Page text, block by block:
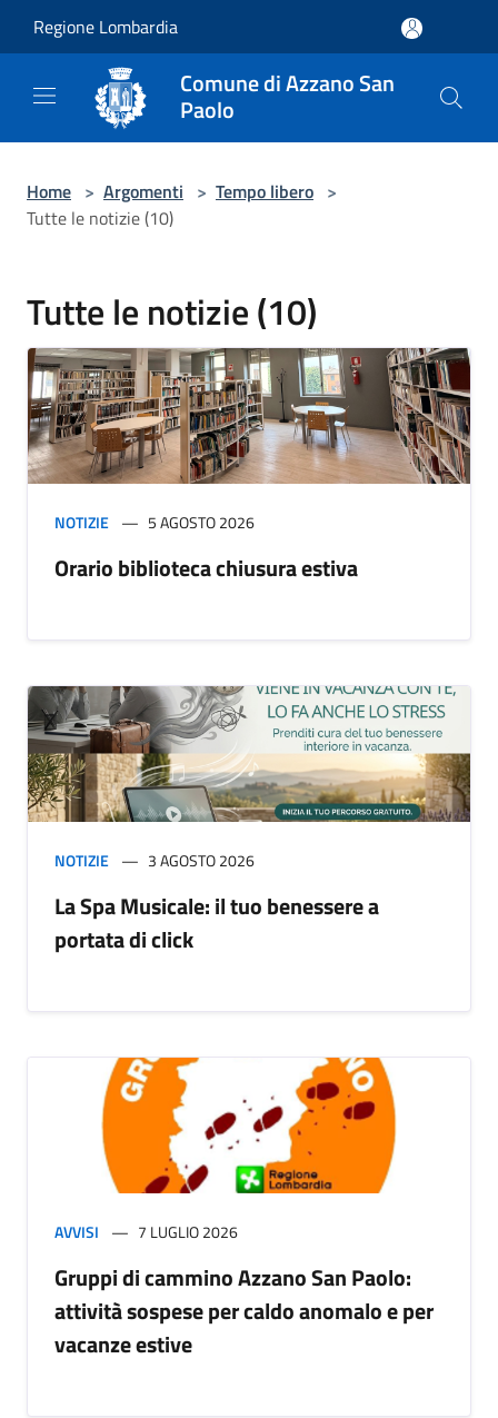
Regione Lombardia
Comune di Azzano San
Paolo
Home > Argomenti > Tempo libero >
Tutte le notizie (10)
Tutte le notizie (10)
NOTIZIE 5 AGOSTO 2026
Orario biblioteca chiusura estiva
NOTIZIE 3 AGOSTO 2026
La Spa Musicale: il tuo benessere a
portata di click
AVVISI 7 LUGLIO 2026
Gruppi di cammino Azzano San Paolo:
attività sospese per caldo anomalo e per
vacanze estive